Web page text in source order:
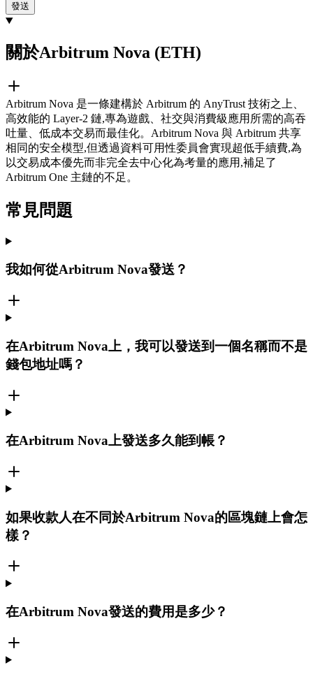
發送
關於Arbitrum Nova (ETH)
Arbitrum Nova 是一條建構於 Arbitrum 的 AnyTrust 技術之上、
高效能的 Layer-2 鏈,專為遊戲、社交與消費級應用所需的高吞
吐量、低成本交易而最佳化。Arbitrum Nova 與 Arbitrum 共享
相同的安全模型,但透過資料可用性委員會實現超低手續費,為
以交易成本優先而非完全去中心化為考量的應用,補足了
Arbitrum One 主鏈的不足。
常見問題
我如何從Arbitrum Nova發送？
在Arbitrum Nova上，我可以發送到一個名稱而不是
錢包地址嗎？
在Arbitrum Nova上發送多久能到帳？
如果收款人在不同於Arbitrum Nova的區塊鏈上會怎
樣？
在Arbitrum Nova發送的費用是多少？